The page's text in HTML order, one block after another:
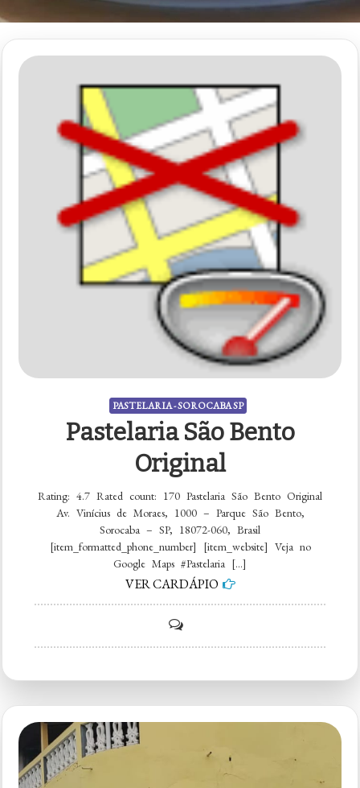
PASTELARIA - SOROCABA SP
Pastelaria São Bento
Original
Rating: 4.7 Rated count: 170 Pastelaria São Bento Original
Av. Vinícius de Moraes, 1000 – Parque São Bento,
Sorocaba – SP, 18072-060, Brasil
[item_formatted_phone_number] [item_website] Veja no
Google Maps #Pastelaria […]
VER CARDÁPIO
Pastelaria